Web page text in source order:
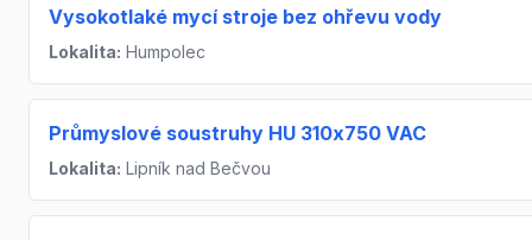
Vysokotlaké mycí stroje bez ohřevu vody
Lokalita: Humpolec
Průmyslové soustruhy HU 310x750 VAC
Lokalita: Lipník nad Bečvou